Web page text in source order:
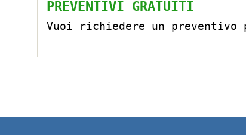
PREVENTIVI GRATUITI
Vuoi richiedere un